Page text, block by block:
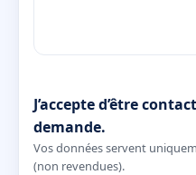
J’accepte d’être
demande.
Vos données servent
(non revendues).